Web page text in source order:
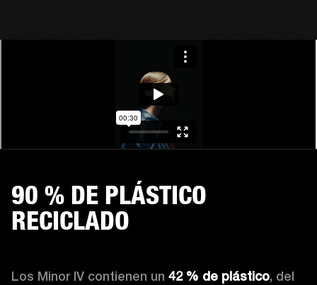
90 % DE PLÁSTICO
RECICLADO
Los Minor IV contienen un 42 % de plástico, del